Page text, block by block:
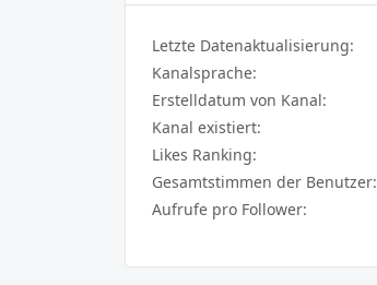
Letzte Datenaktualisierung:
Kanalsprache:
Erstelldatum von Kanal:
Kanal existiert:
Likes Ranking:
Gesamtstimmen der Benutzer:
Aufrufe pro Follower: